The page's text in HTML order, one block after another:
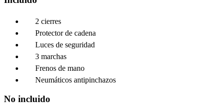
2 cierres
Protector de cadena
Luces de seguridad
3 marchas
Frenos de mano
Neumáticos antipinchazos
No incluido